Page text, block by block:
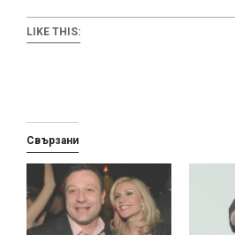
LIKE THIS:
Свързани